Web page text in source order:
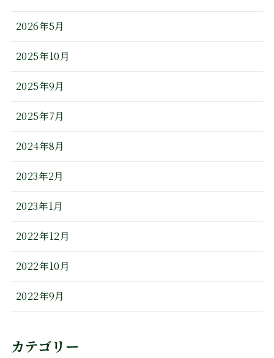
2026年5月
2025年10月
2025年9月
2025年7月
2024年8月
2023年2月
2023年1月
2022年12月
2022年10月
2022年9月
カテゴリー